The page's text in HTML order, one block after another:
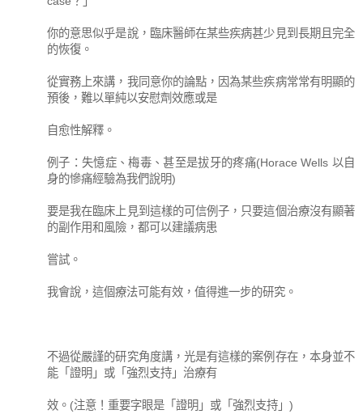
你的意思似乎是說，臨床醫師在某些疾病甚少見到長期且完全
的恢復。
從實務上來講，我同意你的論點，因為某些疾病常常有明顯的
預後，難以單純以安慰劑效應或是
自愈性解釋。
例子：失憶症、梅毒、甚至是拔牙的疼痛(Horace Wells 以自
身的慘痛經驗為我們說明)
要是我在臨床上見到這樣的可信例子，只要這個治療沒有顯著
的副作用和風險，都可以建議病患
嘗試。
我會說，這個療法可能有效，值得進一步的研究。
不過從嚴謹的研究角度講，光是有這樣的案例存在，本身並不
能「證明」或「強烈支持」治療有
效。(注意！重要字眼是「證明」或「強烈支持」)